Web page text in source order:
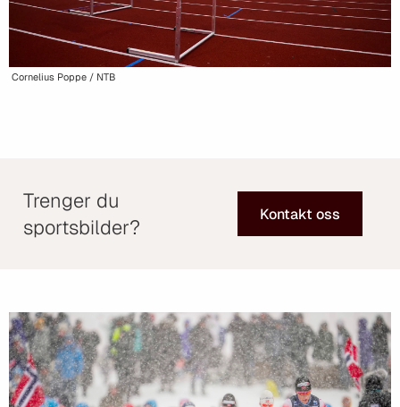
Cornelius Poppe / NTB
Trenger du
sportsbilder?
Kontakt oss